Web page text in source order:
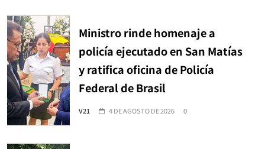
Ministro rinde homenaje a
policía ejecutado en San Matías
y ratifica oficina de Policía
Federal de Brasil
V21 4 DE AGOSTO DE 2026 0